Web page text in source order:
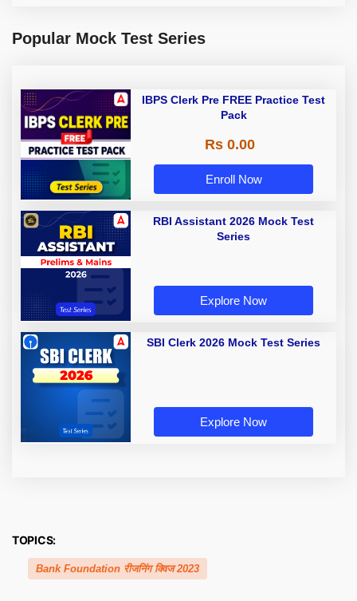
Popular Mock Test Series
IBPS Clerk Pre FREE Practice Test
Pack
Rs 0.00
Enroll Now
RBI Assistant 2026 Mock Test
Series
Explore Now
SBI Clerk 2026 Mock Test Series
Explore Now
TOPICS:
Bank Foundation रीजनिंग क्विज 2023